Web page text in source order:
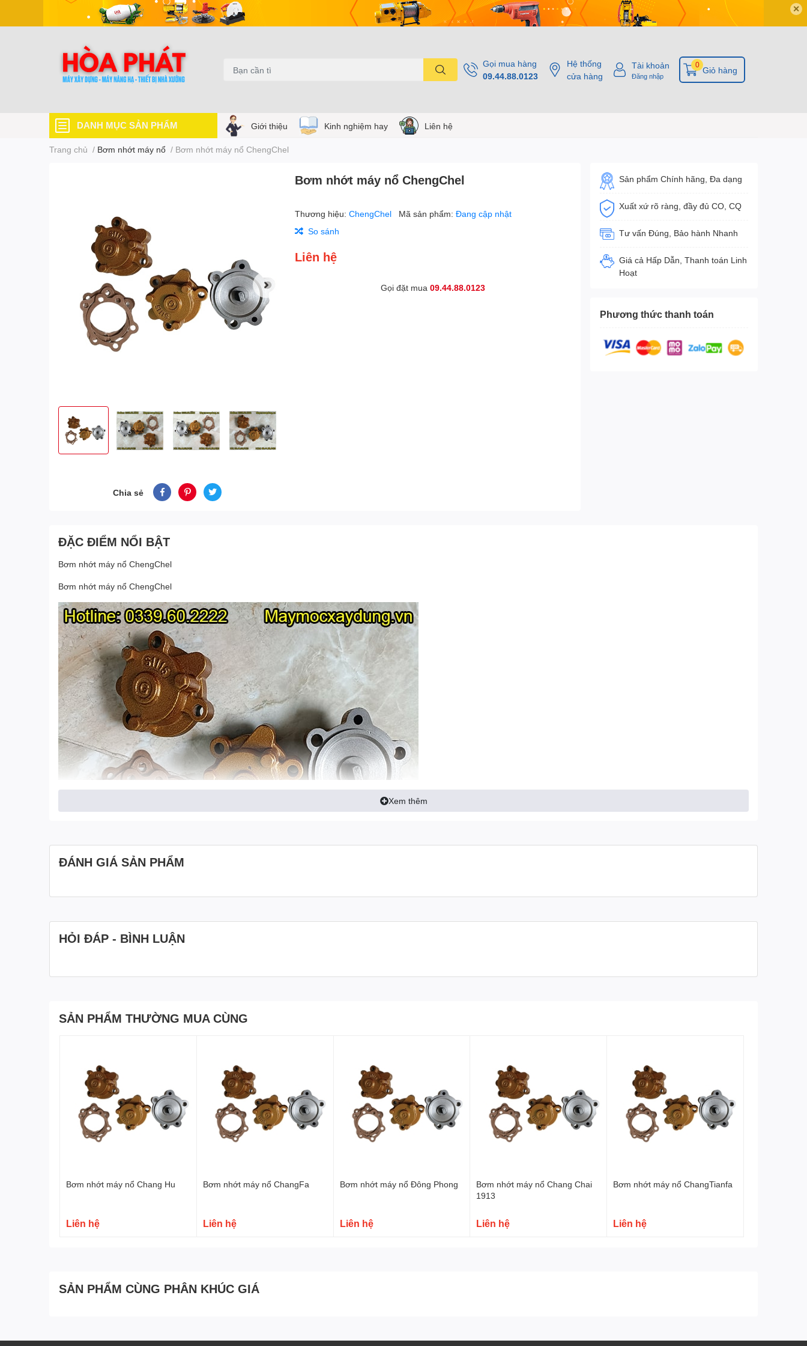
✕
Gọi mua hàng
09.44.88.0123
Hệ thống
cửa hàng
Tài khoản
Đăng nhập
Giỏ hàng
0
DANH MỤC SẢN PHẨM Giới thiệu Kinh nghiệm hay Liên hệ
Trang chủ / Bơm nhớt máy nổ / Bơm nhớt máy nổ ChengChel
Chia sẻ
Bơm nhớt máy nổ ChengChel
Thương hiệu:ChengChel Mã sản phẩm:Đang cập nhật
So sánh
Liên hệ
Gọi đặt mua09.44.88.0123
Sản phẩm Chính hãng, Đa dạng
Xuất xứ rõ ràng, đầy đủ CO, CQ
Tư vấn Đúng, Bảo hành Nhanh
Giá cả Hấp Dẫn, Thanh toán Linh
Hoạt
Phương thức thanh toán
ĐẶC ĐIỂM NỔI BẬT
Bơm nhớt máy nổ ChengChel
Bơm nhớt máy nổ ChengChel
Xem thêm
ĐÁNH GIÁ SẢN PHẨM
HỎI ĐÁP - BÌNH LUẬN
SẢN PHẨM THƯỜNG MUA CÙNG
Bơm nhớt máy nổ Chang Hu
Liên hệ
Bơm nhớt máy nổ ChangFa
Liên hệ
Bơm nhớt máy nổ Đông Phong
Liên hệ
Bơm nhớt máy nổ Chang Chai
1913
Liên hệ
Bơm nhớt máy nổ ChangTianfa
Liên hệ
SẢN PHẨM CÙNG PHÂN KHÚC GIÁ